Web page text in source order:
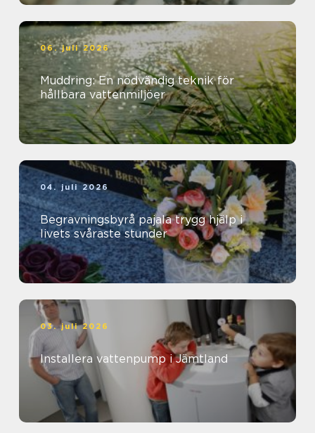
06. juli 2026
Muddring: En nödvändig teknik för
hållbara vattenmiljöer
04. juli 2026
Begravningsbyrå pajala trygg hjälp i
livets svåraste stunder
03. juli 2026
Installera vattenpump i Jämtland